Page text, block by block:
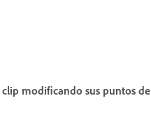
modificando sus puntos de